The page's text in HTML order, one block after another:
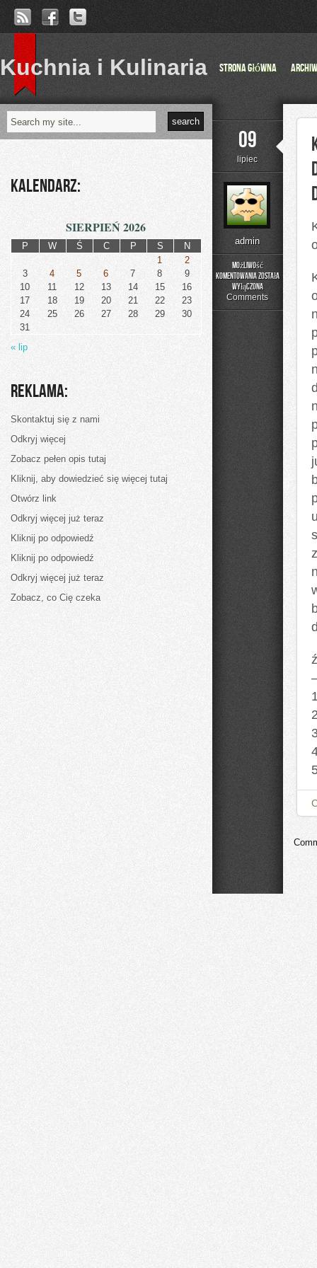
Kuchnia i Kulinaria Strona główna
09
lipiec
admin
Możliwość
komentowania
potomek
zapada
znaczną
wizytacja
została
wyłączona
Comments
Kalendarz:
SIERPIEŃ 2026
P W Ś C P S
N
1
2
3
4 5 6 7 8
9
10
11 12 13 14 15
16
17
18 19 20 21 22
23
24
25 26 27 28 29
30
31
« lip
Reklama:
Skontaktuj się z nami
Odkryj więcej
Zobacz pełen opis tutaj
Kliknij, aby dowiedzieć się więcej tutaj
Otwórz link
Odkryj więcej już teraz
Kliknij po odpowiedź
Kliknij po odpowiedź
Odkryj więcej już teraz
Zobacz, co Cię czeka